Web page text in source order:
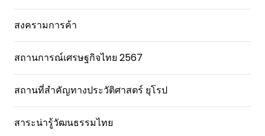
สงครามการค้า
สถานการณ์เศรษฐกิจไทย 2567
สถานที่สําคัญทางประวัติศาสตร์ ยุโรป
สาระน่ารู้วัฒนธรรมไทย